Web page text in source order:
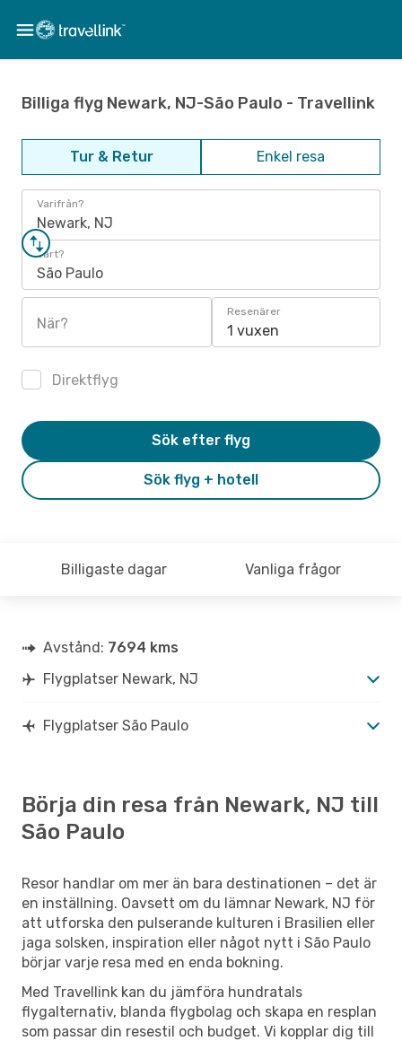
Billiga flyg Newark, NJ-São Paulo - Travellink
Tur & Retur Enkel resa
Varifrån?
Newark, NJ
Vart?
São Paulo
När?
Resenärer
1 vuxen
Direktflyg
Sök flyg + hotell
Sök efter flyg
Billigaste dagar Vanliga frågor
Avstånd: 7694 kms
Flygplatser Newark, NJ
Flygplatser São Paulo
Börja din resa från Newark, NJ till
São Paulo
Resor handlar om mer än bara destinationen – det är
en inställning. Oavsett om du lämnar Newark, NJ för
att utforska den pulserande kulturen i Brasilien eller
jaga solsken, inspiration eller något nytt i São Paulo
börjar varje resa med en enda bokning.
Med Travellink kan du jämföra hundratals
flygalternativ, blanda flygbolag och skapa en resplan
som passar din resestil och budget. Vi kopplar dig till